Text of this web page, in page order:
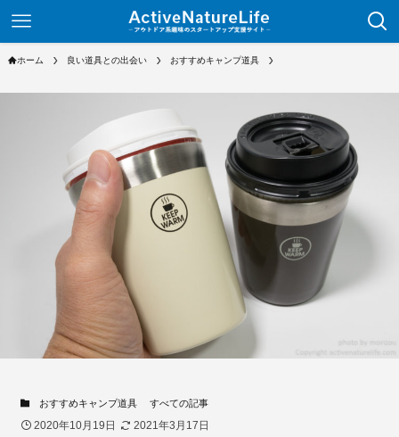
ホーム 良い道具との出会い おすすめキャンプ道具
おすすめキャンプ道具 すべての記事
2020年10月19日 2021年3月17日